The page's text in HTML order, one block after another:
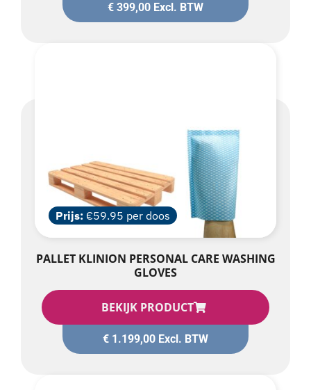
€ 399,00 Excl. BTW
Prijs: €59.95 per doos
PALLET KLINION PERSONAL CARE WASHING
GLOVES
BEKIJK PRODUCT
€ 1.199,00 Excl. BTW